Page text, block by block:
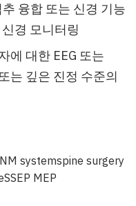
융합 또는 신경 기능
경 모니터링
에 대한 EEG 또는
는 깊은 진정 수준의
systemspine surgery
SSEP MEP